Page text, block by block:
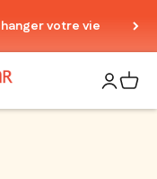
votre vie
Ouvrir
Voir